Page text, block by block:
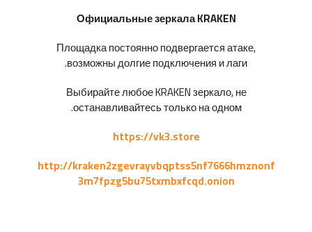
Официальные зеркала KRAKEN
Площадка постоянно подвергается атаке,
возможны долгие подключения и лаги.
Выбирайте любое KRAKEN зеркало, не
останавливайтесь только на одном.
https://vk3.store
http://kraken2zgevrayvbqptss5nf7666hmznonf
3m7fpzg5bu75txmbxfcqd.onion